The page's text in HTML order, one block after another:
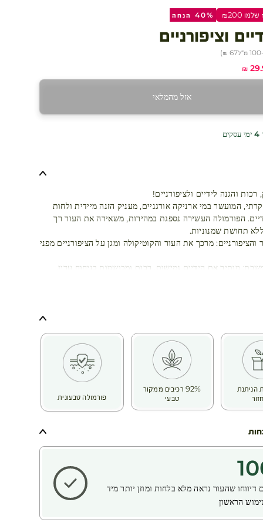
40% הנחה
וציפורניים
67 ₪
)
מבצע
אזל מהמלאי
רכות והגנה לידיים ולציפורניים!
המועשר במי ארניקה אורגניים, מעניק הזנה מיידית ולחות
הפורמולה העשירה נספגת במהירות, משאירה את העור רך
תחושת שמנוניות.
מרכך את העור והקוטיקולה ומגן על הציפורניים מפני
מותיר את הידיים גמישות, רכות ומבושמות בניחוח עדין.
מפחית תחושת יובש ואי נוחות, לטיפוח שנשאר לאורך זמן.
לידיים יבשות – לטיפוח, הזנה ורכות בכל יום מחדש!
הניתנת
92% רכיבים ממקור
טבעי
פורמולה טבעונית
דיווחו שהעור נראה מלא בלחות ומוזן יותר מיד
הראשון